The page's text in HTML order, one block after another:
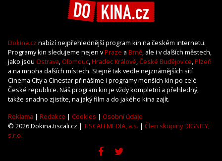
Dokina.cz nabízí nejpřehlednější program kin na českém internetu.
Programy kin sledujeme nejen vPraze a Brně, ale i v dalších městech,
jako jsou Ostrava, Olomouc,Hradec Králové,České Budějovice,Plzeň
a na mnoha dalších místech. Stejně tak vedle nejznámějších sítí
Cinema City a Cinestar přinášíme i programy menších kin po celé
České republice. Náš program kin je vždy kompletní a přehledný,
takže snadno zjistíte, na jaký film a do jakého kina zajít.
Reklama | Redakce | Cookies | Osobní údaje
© 2026 Dokina.tiscali.cz | TISCALI MEDIA, a.s. | Člen skupiny DIGNITY,
s.r.o.